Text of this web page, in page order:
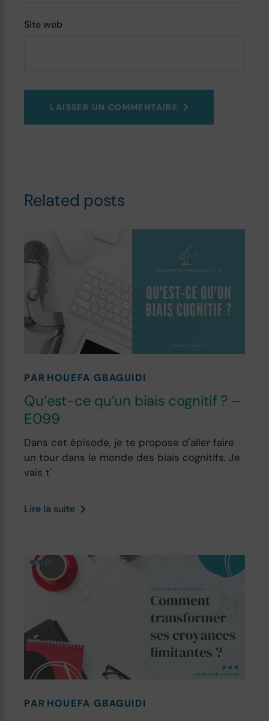
Site web
LAISSER UN COMMENTAIRE
Related posts
PAR HOUEFA GBAGUIDI
Qu’est-ce qu’un biais cognitif ? –
E099
Dans cet épisode, je te propose d'aller faire
un tour dans le monde des biais cognitifs. Je
vais t'
Lire la suite
PAR HOUEFA GBAGUIDI